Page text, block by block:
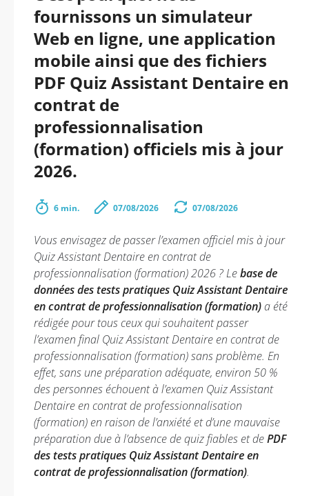
fournissons un simulateur
Web en ligne, une application
mobile ainsi que des fichiers
PDF Quiz Assistant Dentaire en
contrat de
professionnalisation
(formation) officiels mis à jour
2026.
6 min. 07/08/2026 07/08/2026
Vous envisagez de passer l’examen officiel mis à jour
Quiz Assistant Dentaire en contrat de
professionnalisation (formation) 2026 ? Lebase de
données des tests pratiques Quiz Assistant Dentaire
en contrat de professionnalisation (formation)a été
rédigée pour tous ceux qui souhaitent passer
l’examen final Quiz Assistant Dentaire en contrat de
professionnalisation (formation) sans problème. En
effet, sans une préparation adéquate, environ 50 %
des personnes échouent à l’examen Quiz Assistant
Dentaire en contrat de professionnalisation
(formation) en raison de l’anxiété et d’une mauvaise
préparation due à l’absence de quiz fiables et dePDF
des tests pratiques Quiz Assistant Dentaire en
contrat de professionnalisation (formation).